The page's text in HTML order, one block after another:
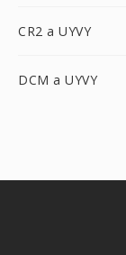
CR2 a UYVY
DCM a UYVY